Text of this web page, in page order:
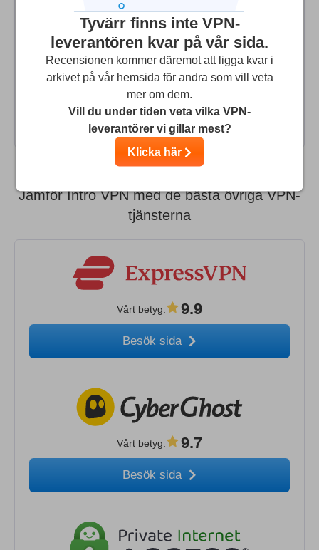
nenhuma das opções de localidade do Intro VPN, pois
fica dando disconnect direto, como se estivesse usando
meu provedor normal aqui do Brasil. Então, tive que
voltar para o Hide Me, pois até agora tem funcionado
sem dar disconnect hora alguma. Vou entrar em contato
com o suporte para ver se existe uma explicação lógica
para isso!
Jämför Intro VPN med de bästa övriga VPN-
tjänsterna
Vårt betyg: 9.9
Besök sida
Vårt betyg: 9.7
Besök sida
Tyvärr finns inte VPN-
leverantören kvar på vår sida.
Recensionen kommer däremot att ligga kvar i
arkivet på vår hemsida för andra som vill veta
mer om dem.
Vill du under tiden veta vilka VPN-
leverantörer vi gillar mest?
Klicka här